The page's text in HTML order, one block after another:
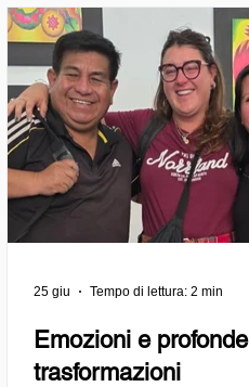
Emozioni e profonde
trasformazioni
25 giu Tempo di lettura: 2 min